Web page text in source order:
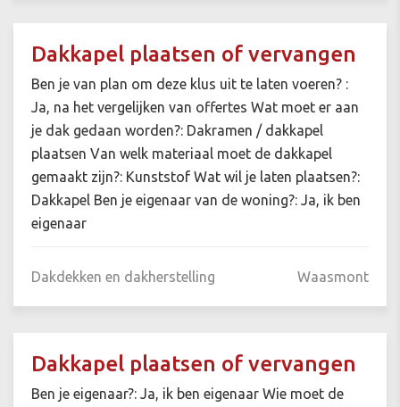
Dakkapel plaatsen of vervangen
Ben je van plan om deze klus uit te laten voeren? :
Ja, na het vergelijken van offertes Wat moet er aan
je dak gedaan worden?: Dakramen / dakkapel
plaatsen Van welk materiaal moet de dakkapel
gemaakt zijn?: Kunststof Wat wil je laten plaatsen?:
Dakkapel Ben je eigenaar van de woning?: Ja, ik ben
eigenaar
Dakdekken en dakherstelling Waasmont
Dakkapel plaatsen of vervangen
Ben je eigenaar?: Ja, ik ben eigenaar Wie moet de